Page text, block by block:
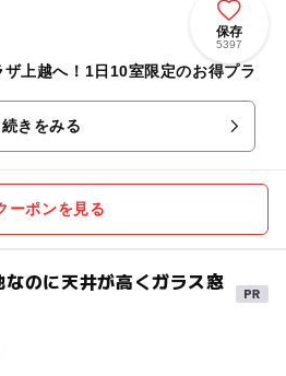
保存
5397
上越へ！1日10室限定のお得プラ
続きをみる
ーポンを見る
のに天井が高くガラス窓